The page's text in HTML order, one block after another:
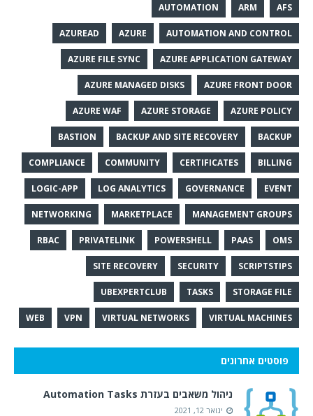
AFS
ARM
AUTOMATION
AUTOMATION AND CONTROL
AZURE
AZUREAD
AZURE APPLICATION GATEWAY
AZURE FILE SYNC
AZURE FRONT DOOR
AZURE MANAGED DISKS
AZURE POLICY
AZURE STORAGE
AZURE WAF
BACKUP
BACKUP AND SITE RECOVERY
BASTION
BILLING
CERTIFICATES
COMMUNITY
COMPLIANCE
EVENT
GOVERNANCE
LOG ANALYTICS
LOGIC-APP
MANAGEMENT GROUPS
MARKETPLACE
NETWORKING
OMS
PAAS
POWERSHELL
PRIVATELINK
RBAC
SCRIPTSTIPS
SECURITY
SITE RECOVERY
STORAGE FILE
TASKS
UBEXPERTCLUB
VIRTUAL MACHINES
VIRTUAL NETWORKS
VPN
WEB
פוסטים אחרונים
ניהול משאבים בעזרת Automation Tasks
ינואר 12, 2021